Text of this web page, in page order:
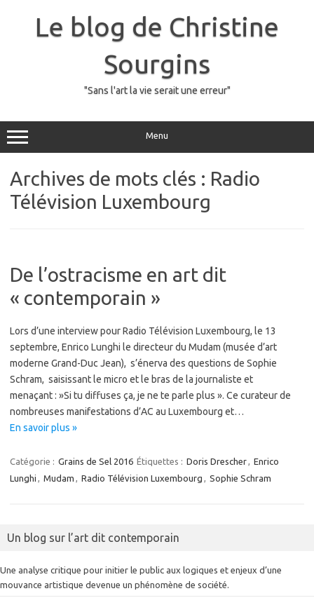
Le blog de Christine
Sourgins
"Sans l'art la vie serait une erreur"
Menu
Archives de mots clés : Radio
Télévision Luxembourg
De l’ostracisme en art dit
« contemporain »
Lors d’une interview pour Radio Télévision Luxembourg, le 13
septembre, Enrico Lunghi le directeur du Mudam (musée d’art
moderne Grand-Duc Jean), s’énerva des questions de Sophie
Schram, saisissant le micro et le bras de la journaliste et
menaçant : »Si tu diffuses ça, je ne te parle plus ». Ce curateur de
nombreuses manifestations d’AC au Luxembourg et…
En savoir plus »
Catégorie : Grains de Sel 2016 Étiquettes : Doris Drescher, Enrico
Lunghi , Mudam , Radio Télévision Luxembourg , Sophie Schram
Un blog sur l’art dit contemporain
Une analyse critique pour initier le public aux logiques et enjeux d’une
mouvance artistique devenue un phénomène de société.